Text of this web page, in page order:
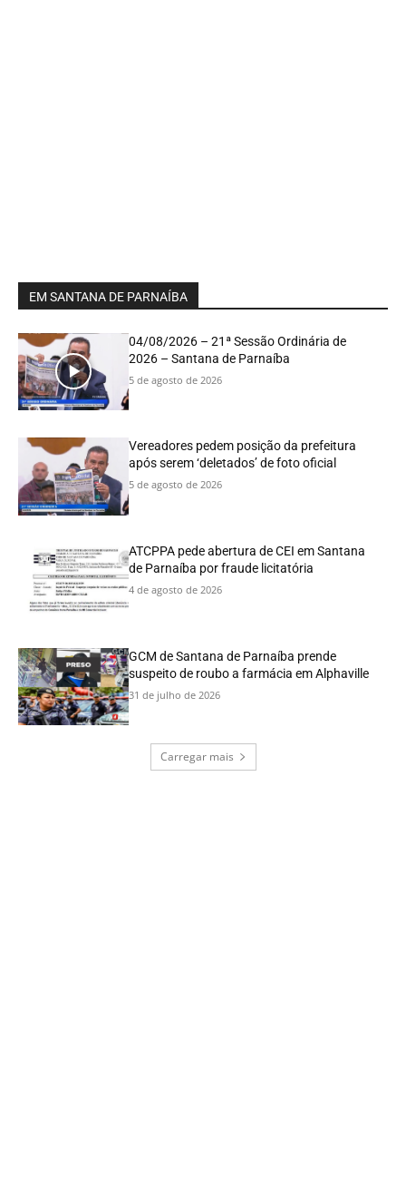
EM SANTANA DE PARNAÍBA
04/08/2026 – 21ª Sessão Ordinária de
2026 – Santana de Parnaíba
5 de agosto de 2026
Vereadores pedem posição da prefeitura
após serem ‘deletados’ de foto oficial
5 de agosto de 2026
ATCPPA pede abertura de CEI em Santana
de Parnaíba por fraude licitatória
4 de agosto de 2026
GCM de Santana de Parnaíba prende
suspeito de roubo a farmácia em Alphaville
31 de julho de 2026
Carregar mais